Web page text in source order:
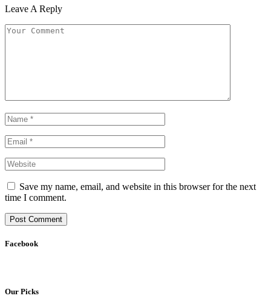
Leave A Reply
Save my name, email, and website in this browser for the next
time I comment.
Facebook
Our Picks